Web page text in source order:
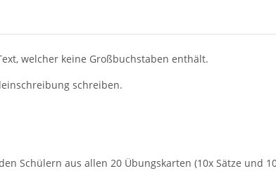
welcher keine Großbuchstaben enthält.
schreiben.
Schülern aus allen 20 Übungskarten (10x Sätze und